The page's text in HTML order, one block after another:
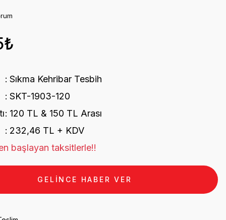
Sıkma Kehribar Tesbih
SKT-1903-120
120 TL & 150 TL Arası
232,46 TL + KDV
başlayan taksitlerle!!
GELİNCE HABER VER